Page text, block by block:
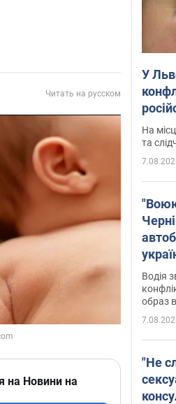
Читать на русском
на Новини на
У
Відео
На
та
і
Водія
образ
"Не